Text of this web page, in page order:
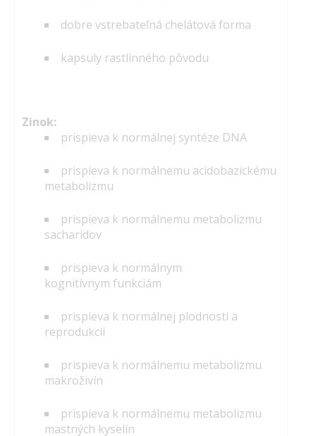
dobre vstrebateľná chelátová forma
kapsuly rastlinného pôvodu
Zinok:
prispieva k normálnej syntéze DNA
prispieva k normálnemu acidobazickému
metabolizmu
prispieva k normálnemu metabolizmu
sacharidov
prispieva k normálnym
kognitívnym funkciám
prispieva k normálnej plodnosti a
reprodukcii
prispieva k normálnemu metabolizmu
makroživín
prispieva k normálnemu metabolizmu
mastných kyselín